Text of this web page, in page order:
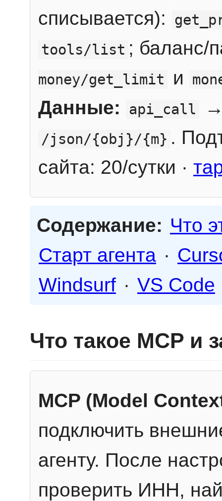
списывается):
tools/list ; баланс/
money/get_limit и
Данные: api_call
/json/{obj}/{m} .
сайта: 20/сутки ·
Содержание: Что
Старт агента ·
Windsurf · VS Code
Что такое MCP и
MCP (Model
подключить
агенту. После
проверить ИНН,